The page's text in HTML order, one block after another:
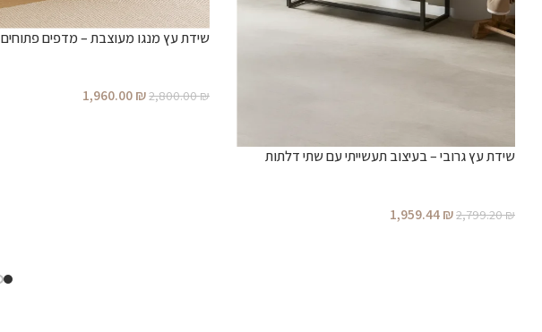
שידת עץ גרובי – בעיצוב תעשייתי עם שתי דלתות
2,799.20₪
1,959.44₪
שידת עץ מנגו מעוצבת – מדפים פתוחים
2,800.00₪
1,960.00₪